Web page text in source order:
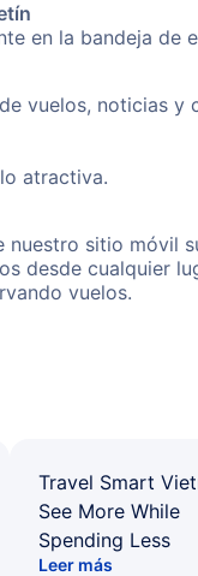
en la bandeja
vuelos, noticias
atractiva.
sitio móvil
desde cualquier
vuelos.
Travel Smart
See More While
Spending Less
Leer más